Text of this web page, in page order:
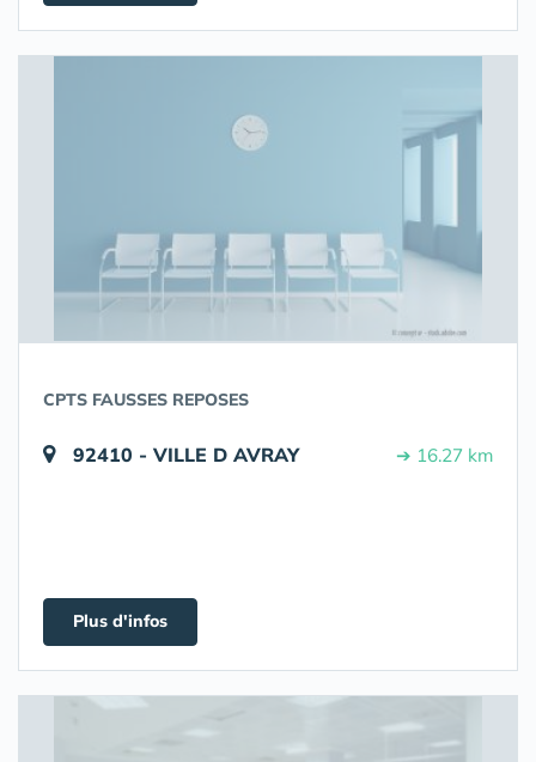
CPTS FAUSSES REPOSES
92410 - VILLE D AVRAY ➔ 16.27 km
Plus d'infos